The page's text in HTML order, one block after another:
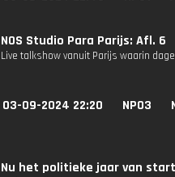
NOS Studio Para Parijs: Afl. 6
Live talkshow vanuit Parijs waarin
03-09-2024 22:20 NPO3
Nu het politieke jaar van